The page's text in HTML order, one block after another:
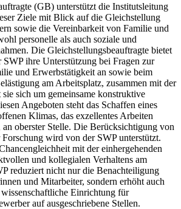
(GB) unterstützt die Institutsleitung
Ziele mit Blick auf die Gleichstellung
sowie die Vereinbarkeit von Familie und
personelle als auch soziale und
Die Gleichstellungsbeauftragte bietet
SWP ihre Unterstützung bei Fragen zur
und Erwerbstätigkeit an sowie beim
am Arbeitsplatz, zusammen mit der
sich um gemeinsame konstruktive
Angeboten steht das Schaffen eines
Klimas, das exzellentes Arbeiten
oberster Stelle. Die Berücksichtigung von
wird von der SWP unterstützt.
mit der einhergehenden
und kollegialen Verhaltens am
reduziert nicht nur die Benachteiligung
und Mitarbeiter, sondern erhöht auch
Einrichtung für
auf ausgeschriebene Stellen.